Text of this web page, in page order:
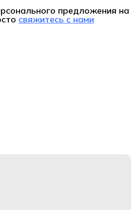
предложения на
свяжитесь с нами